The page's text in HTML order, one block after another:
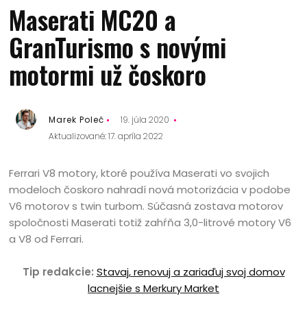
Maserati MC20 a
GranTurismo s novými
motormi už čoskoro
Marek Poleč
19. júla 2020
Aktualizované: 17. apríla 2022
Ferrari V8 motory, ktoré používa Maserati vo svojich
modeloch čoskoro nahradí nová motorizácia v podobe
V6 motorov s twin turbom. Súčasná zostava motorov
spoločnosti Maserati totiž zahŕňa 3,0-litrové motory V6
a V8 od Ferrari.
Tip redakcie: Stavaj, renovuj a zariaďuj svoj domov
lacnejšie s Merkury Market